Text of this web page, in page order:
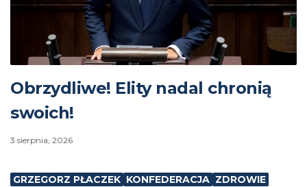
Obrzydliwe! Elity nadal chronią
swoich!
3 sierpnia, 2026
GRZEGORZ PŁACZEK KONFEDERACJA ZDROWIE